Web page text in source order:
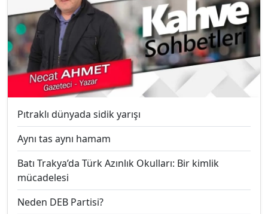
Pıtraklı dünyada sidik yarışı
Aynı tas aynı hamam
Batı Trakya’da Türk Azınlık Okulları: Bir kimlik
mücadelesi
Neden DEB Partisi?